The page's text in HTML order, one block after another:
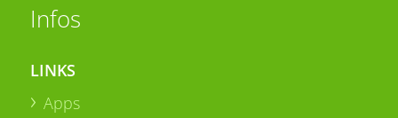
Infos
LINKS
Apps